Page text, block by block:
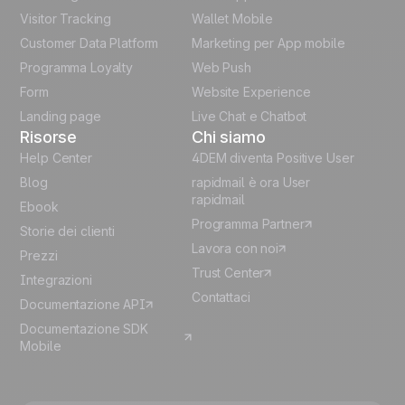
Polish
German
Español
Visitor Tracking
Customer Data Platform
Programma Loyalty
Form
Landing page
Wallet Mobile
Marketing per App mobile
Web Push
Website Experience
Live Chat e Chatbot
Risorse
Help Center
Blog
Ebook
Storie dei clienti
Prezzi
Integrazioni
Documentazione API
Documentazione SDK
Mobile
Chi siamo
4DEM diventa Positive User
rapidmail è ora User
rapidmail
Programma Partner
Lavora con noi
Trust Center
Contattaci